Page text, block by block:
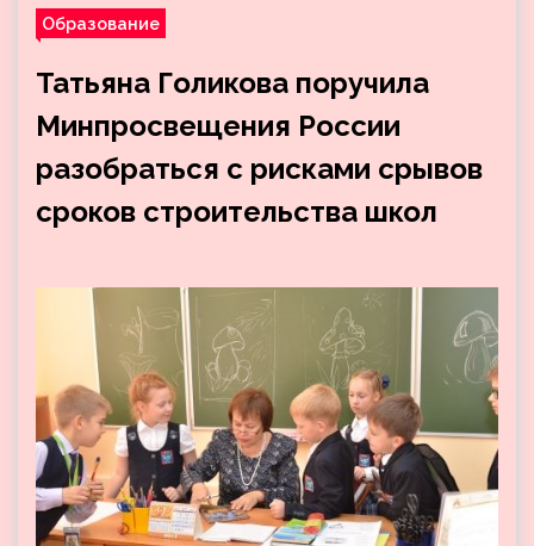
Образование
Татьяна Голикова поручила
Минпросвещения России
разобраться с рисками срывов
сроков строительства школ